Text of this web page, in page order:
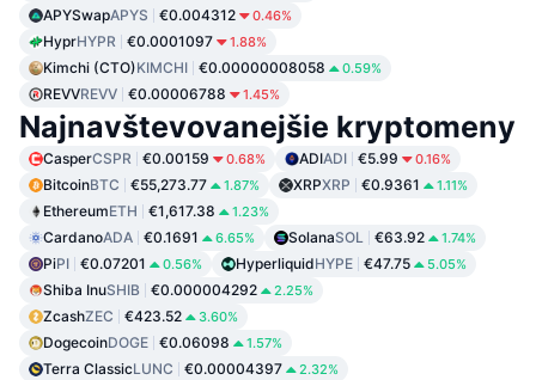
APYSwapAPYS €0.004312 0.46%
HyprHYPR €0.0001097 1.88%
Kimchi (CTO)KIMCHI €0.00000008058 0.59%
REVVREVV €0.00006788 1.45%
Najnavštevovanejšie kryptomeny
CasperCSPR €0.00159 0.68% ADIADI €5.99 0.16%
BitcoinBTC €55,273.77 1.87% XRPXRP €0.9361 1.11%
EthereumETH €1,617.38 1.23%
CardanoADA €0.1691 6.65% SolanaSOL €63.92 1.74%
PiPI €0.07201 0.56% HyperliquidHYPE €47.75 5.05%
Shiba InuSHIB €0.000004292 2.25%
ZcashZEC €423.52 3.60%
DogecoinDOGE €0.06098 1.57%
Terra ClassicLUNC €0.00004397 2.32%